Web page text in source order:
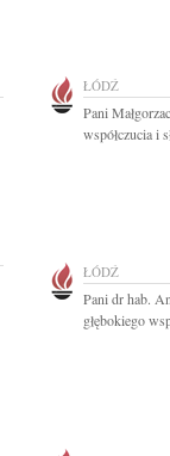
ŁÓDŹ
Pani
współczucia i
ŁÓDŹ
Pani dr hab.
głębokiego